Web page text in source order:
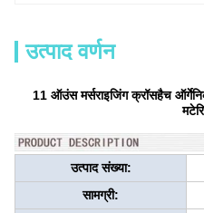
उत्पाद वर्णन
11 ऑउंस मर्सराइजिंग क्रॉसहैच
उत्पाद संख्या:
सामग्री: